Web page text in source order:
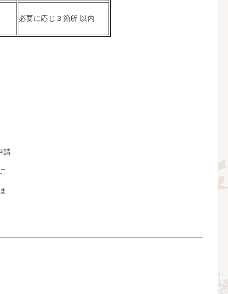
必要に応じ３箇所 以内
請